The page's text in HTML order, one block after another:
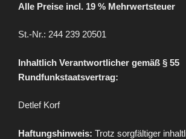
Alle Preise incl. 19 % Mehrwertsteuer
St.-Nr.: 244 239 20501
Inhaltlich Verantwortlicher gemäß § 55
Rundfunkstaatsvertrag:
Detlef Korf
Haftungshinweis: Trotz sorgfältiger